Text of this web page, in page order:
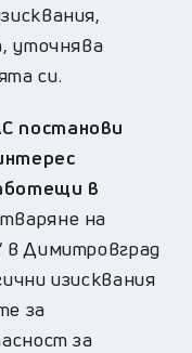
уточнява
си.
постанови
в
на
в Димитровград
изисквания
за
за